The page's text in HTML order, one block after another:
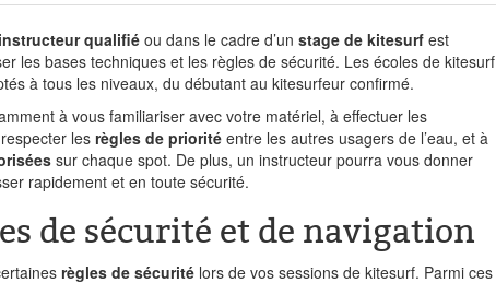
instructeur qualifié ou dans le cadre d’un stage de kitesurf est
les bases techniques et les règles de sécurité. Les écoles de kitesurf
à tous les niveaux, du débutant au kitesurfeur confirmé.
à vous familiariser avec votre matériel, à effectuer les
les règles de priorité entre les autres usagers de l’eau, et à
sur chaque spot. De plus, un instructeur pourra vous donner
rapidement et en toute sécurité.
de sécurité et de navigation
règles de sécurité lors de vos sessions de kitesurf. Parmi ces